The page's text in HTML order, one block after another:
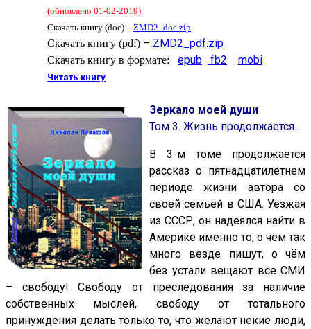
(обновлено 01-02-2019)
Скачать книгу (doc) – ZMD2_doc.zip
Скачать книгу (pdf) – ZMD2_pdf.zip
Скачать книгу в формате: epub fb2 mobi
Читать книгу
Зеркало моей души
Том 3. Жизнь продолжается...
В 3-м томе продолжается
рассказ о пятнадцатилетнем
периоде жизни автора со
своей семьёй в США. Уезжая
из СССР, он надеялся найти в
Америке именно то, о чём так
много везде пишут, о чём
без устали вещают все СМИ
– свободу! Свободу от преследования за наличие
собственных мыслей, свободу от тотального
принуждения делать только то, что желают некие люди,